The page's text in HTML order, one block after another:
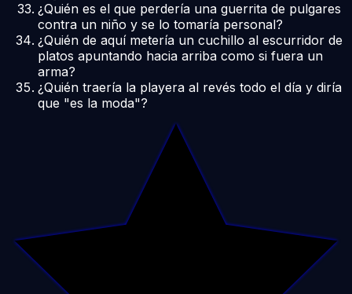
¿Quién es el que perdería una guerrita de pulgares
contra un niño y se lo tomaría personal?
¿Quién de aquí metería un cuchillo al escurridor de
platos apuntando hacia arriba como si fuera un
arma?
¿Quién traería la playera al revés todo el día y diría
que "es la moda"?